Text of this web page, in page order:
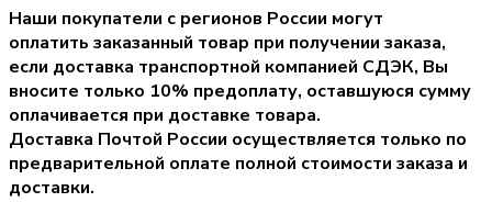
Наши покупатели с регионов России могут
оплатить заказанный товар при получении заказа,
если доставка транспортной компанией СДЭК, Вы
вносите только 10% предоплату, оставшуюся сумму
оплачивается при доставке товара.
Доставка Почтой России осуществляется только по
предварительной оплате полной стоимости заказа и
доставки.